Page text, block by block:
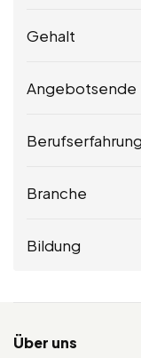
Gehalt
Angebotsende
Berufserfahrung
Branche
Bildung
Über uns